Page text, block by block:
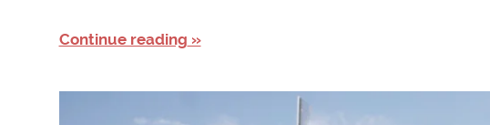
Continue reading